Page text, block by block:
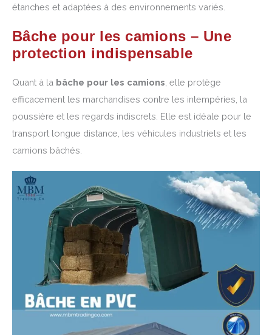
étanches et adaptées à des environnements variés.
Bâche pour les camions – Une
protection indispensable
Quant à la bâche pour les camions , elle protège
efficacement les marchandises contre les intempéries, la
poussière et les regards indiscrets. Elle est idéale pour le
transport longue distance, les véhicules industriels et les
camions bâchés.